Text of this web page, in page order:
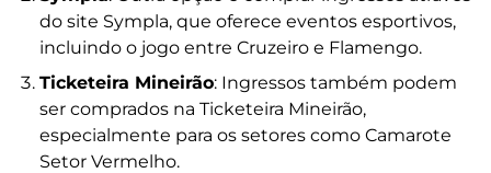
do site Sympla, que oferece eventos esportivos,
incluindo o jogo entre Cruzeiro e Flamengo.
Ticketeira Mineirão: Ingressos também podem
ser comprados na Ticketeira Mineirão,
especialmente para os setores como Camarote
Setor Vermelho.